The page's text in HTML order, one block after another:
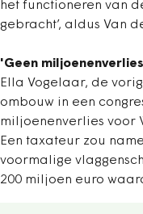
het functioneren van
gebracht’, aldus Van
'Geen
Ella Vogelaar, de
ombouw in een
miljoenenverlies voor
Een taxateur zou
voormalige
200 miljoen euro